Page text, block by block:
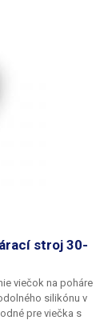
stroj 30-
viečok na poháre
silikónu v
pre viečka s